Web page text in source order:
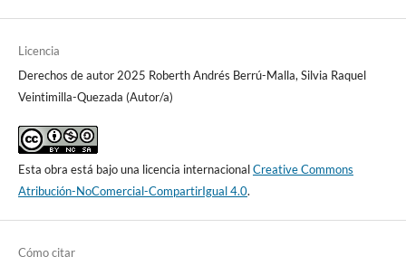
Licencia
Derechos de autor 2025 Roberth Andrés Berrú-Malla, Silvia Raquel
Veintimilla-Quezada (Autor/a)
Esta obra está bajo una licencia internacionalCreative Commons
Atribución-NoComercial-CompartirIgual 4.0.
Cómo citar